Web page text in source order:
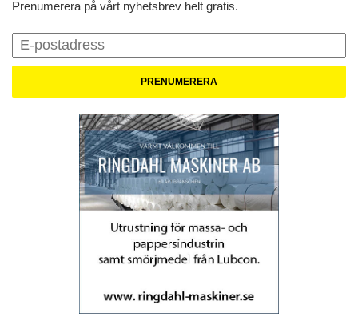
Prenumerera på vårt nyhetsbrev helt gratis.